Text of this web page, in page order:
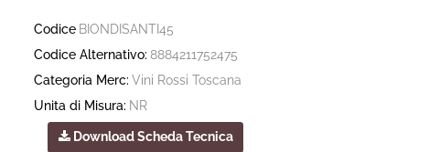
Codice BIONDISANTI45
Codice Alternativo: 8884211752475
Categoria Merc: Vini Rossi Toscana
Unita di Misura: NR
Download Scheda Tecnica